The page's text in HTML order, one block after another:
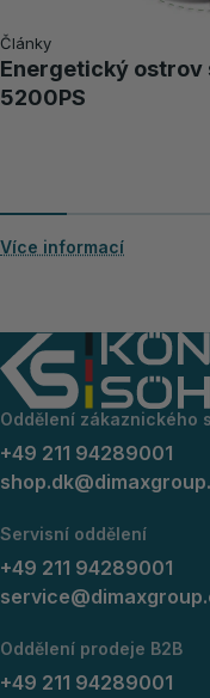
Články
Energetický ostrov
5200PS
Více informací
Oddělení zákaznického
+49 211 94289001
Servisní oddělení
+49 211 94289001
Oddělení prodeje B2B
+49 211 94289001